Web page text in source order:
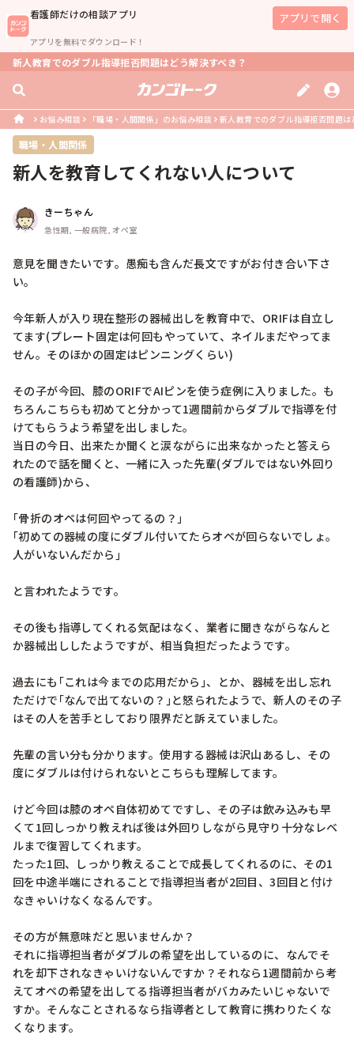
看護師だけの相談アプリ
アプリを無料でダウンロード！
アプリで開く
新人教育でのダブル指導拒否問題はどう解決すべき？
お悩み相談 「職場・人間関係」のお悩み相談 新人教育でのダブル指導拒否問題は
職場・人間関係
新人を教育してくれない人について
きーちゃん
急性期, 一般病院, オペ室
意見を聞きたいです。愚痴も含んだ長文ですがお付き合い下さ
い。
今年新人が入り現在整形の器械出しを教育中で、ORIFは自立し
てます(プレート固定は何回もやっていて、ネイルまだやってま
せん。そのほかの固定はピンニングくらい)
その子が今回、膝のORIFでAIピンを使う症例に入りました。も
ちろんこちらも初めてと分かって1週間前からダブルで指導を付
けてもらうよう希望を出しました。
当日の今日、出来たか聞くと涙ながらに出来なかったと答えら
れたので話を聞くと、一緒に入った先輩(ダブルではない外回り
の看護師)から、
｢骨折のオペは何回やってるの？｣
｢初めての器械の度にダブル付いてたらオペが回らないでしょ。
人がいないんだから｣
と言われたようです。
その後も指導してくれる気配はなく、業者に聞きながらなんと
か器械出ししたようですが、相当負担だったようです。
過去にも｢これは今までの応用だから｣、とか、器械を出し忘れ
ただけで｢なんで出てないの？｣と怒られたようで、新人のその子
はその人を苦手としており限界だと訴えていました。
先輩の言い分も分かります。使用する器械は沢山あるし、その
度にダブルは付けられないとこちらも理解してます。
けど今回は膝のオペ自体初めてですし、その子は飲み込みも早
くて1回しっかり教えれば後は外回りしながら見守り十分なレベ
ルまで復習してくれます。
たった1回、しっかり教えることで成長してくれるのに、その1
回を中途半端にされることで指導担当者が2回目、3回目と付け
なきゃいけなくなるんです。
その方が無意味だと思いませんか？
それに指導担当者がダブルの希望を出しているのに、なんでそ
れを却下されなきゃいけないんですか？それなら1週間前から考
えてオペの希望を出してる指導担当者がバカみたいじゃないで
すか。そんなことされるなら指導者として教育に携わりたくな
くなります。